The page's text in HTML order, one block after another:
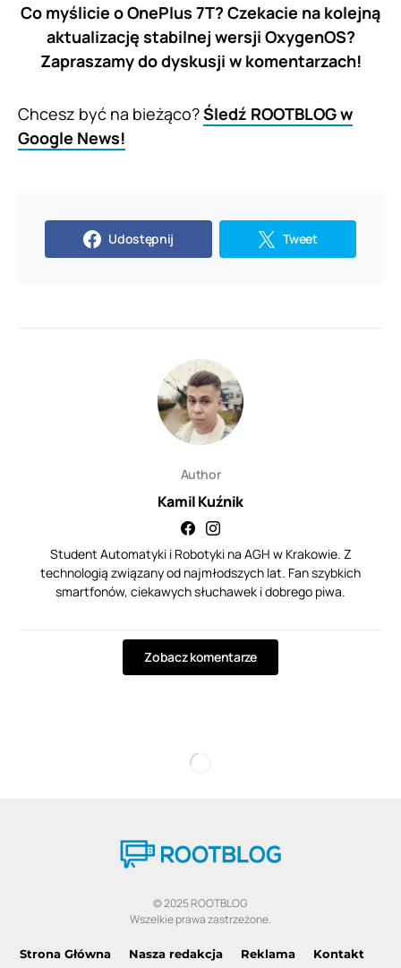
Co myślicie o OnePlus 7T? Czekacie na kolejną
aktualizację stabilnej wersji OxygenOS?
Zapraszamy do dyskusji w komentarzach!
Chcesz być na bieżąco?Śledź ROOTBLOG w
Google News!
Udostępnij Tweet
Author
Kamil Kuźnik
Student Automatyki i Robotyki na AGH w Krakowie. Z
technologią związany od najmłodszych lat. Fan szybkich
smartfonów, ciekawych słuchawek i dobrego piwa.
Zobacz komentarze
© 2025 ROOTBLOG
Wszelkie prawa zastrzeżone.
Strona Główna Nasza redakcja Reklama Kontakt